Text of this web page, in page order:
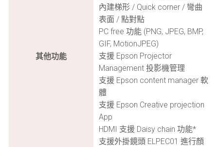
其他功能
內建梯形 / Quick corner / 彎曲
表面 / 點對點
PC free 功能 (PNG, JPEG, BMP,
GIF, MotionJPEG)
支援 Epson Projector
Management 投影機管理
支援 Epson content manager 軟
體
支援 Epson Creative projection
App
HDMI 支援 Daisy chain 功能*
支援外掛鏡頭 ELPEC01 進行顏